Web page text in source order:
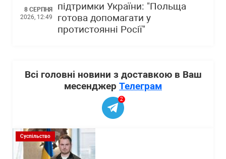
8 СЕРПНЯ
2026, 12:49
підтримки України: "Польща
готова допомагати у
протистоянні Росії"
Всі головні новини з доставкою в Ваш
месенджер Телеграм
2
Суспільство